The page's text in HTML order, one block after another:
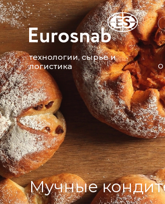
технологии, сырье и
логистика
О
Мучные